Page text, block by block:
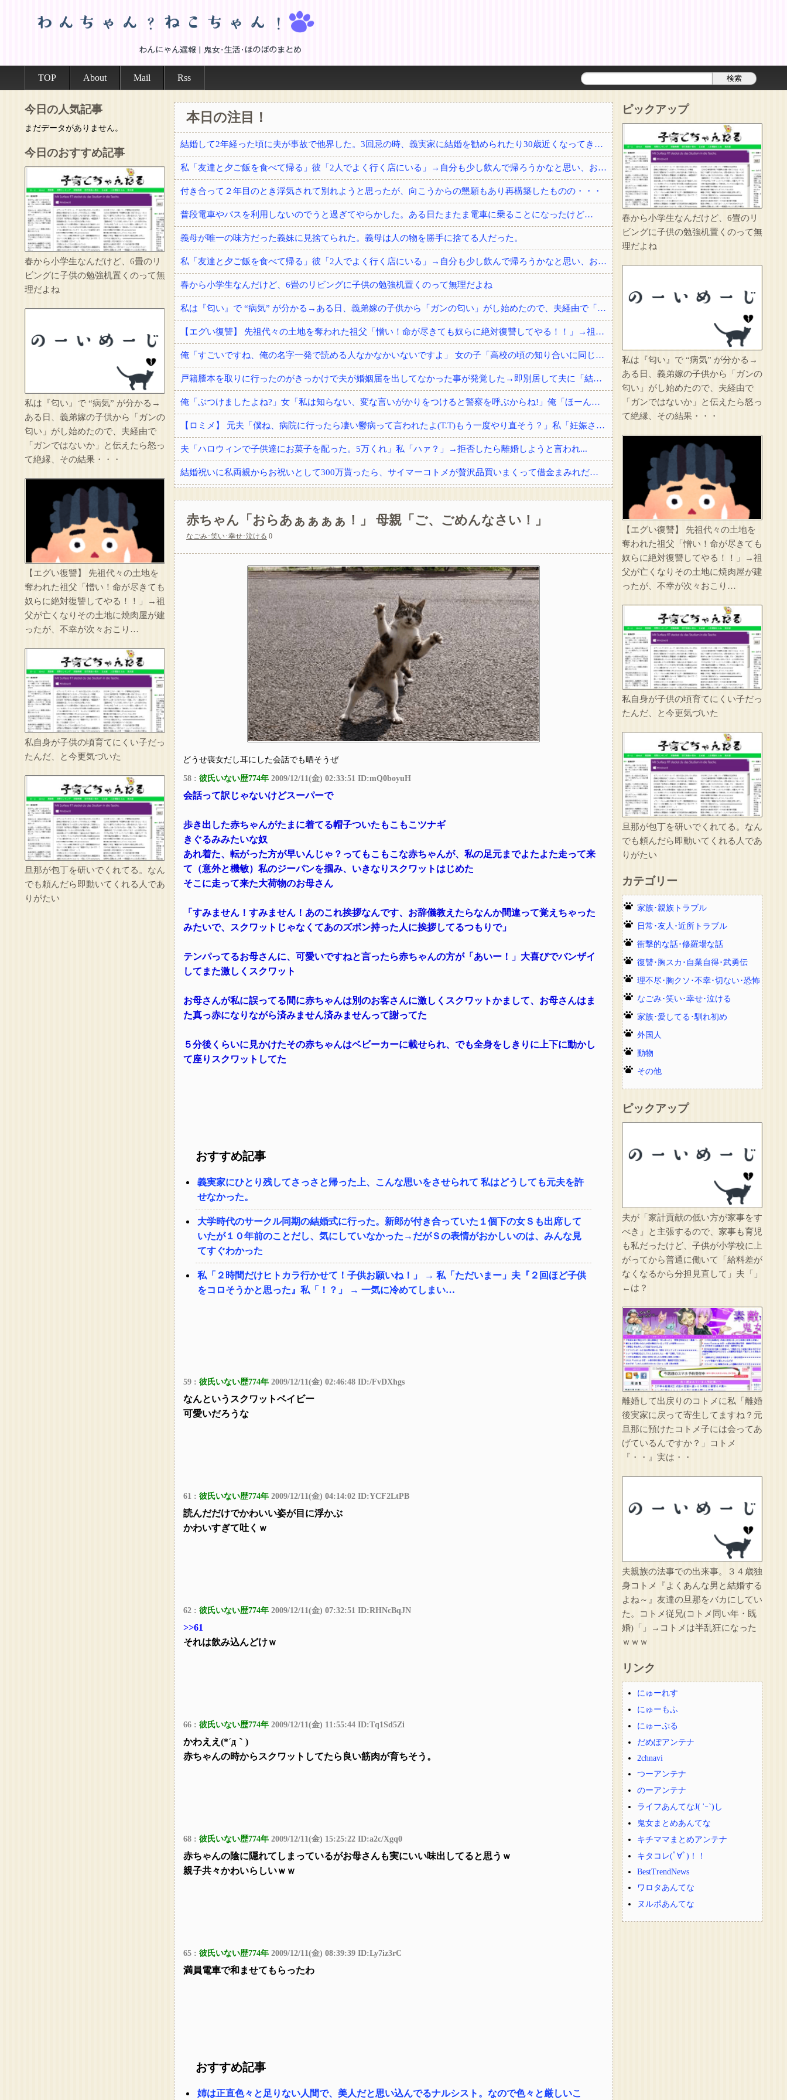
TOP About Mail Rss
今日の人気記事
まだデータがありません。
今日のおすすめ記事
春から小学生なんだけど、6畳のリ
ビングに子供の勉強机置くのって無
理だよね
私は『匂い』で “病気” が分かる→
ある日、義弟嫁の子供から「ガンの
匂い」がし始めたので、夫経由で
「ガンではないか」と伝えたら怒っ
て絶縁、その結果・・・
【エグい復讐】 先祖代々の土地を
奪われた祖父「憎い！命が尽きても
奴らに絶対復讐してやる！！」→祖
父が亡くなりその土地に焼肉屋が建
ったが、不幸が次々おこり…
私自身が子供の頃育てにくい子だっ
たんだ、と今更気づいた
旦那が包丁を研いでくれてる。なん
でも頼んだら即動いてくれる人であ
りがたい
本日の注目！
結婚して2年経った頃に夫が事故で他界した。3回忌の時、義実家に結婚を勧められたり30歳近くなってきて、このままでいいのかなとぼんやり思っていると・・・？
私「友達と夕ご飯を食べて帰る」彼「2人でよく行く店にいる」→自分も少し飲んで帰ろうかなと思い、お店に顔を出したら・・・
付き合って２年目のとき浮気されて別れようと思ったが、向こうからの懇願もあり再構築したものの・・・
普段電車やバスを利用しないのでうと過ぎてやらかした。ある日たまたま電車に乗ることになったけど…
義母が唯一の味方だった義妹に見捨てられた。義母は人の物を勝手に捨てる人だった。
私「友達と夕ご飯を食べて帰る」彼「2人でよく行く店にいる」→自分も少し飲んで帰ろうかなと思い、お店に顔を出したら・・・
春から小学生なんだけど、6畳のリビングに子供の勉強机置くのって無理だよね
私は『匂い』で “病気” が分かる→ある日、義弟嫁の子供から「ガンの匂い」がし始めたので、夫経由で「ガンではないか」と伝えたら怒って絶縁、その結果・・・
【エグい復讐】 先祖代々の土地を奪われた祖父「憎い！命が尽きても奴らに絶対復讐してやる！！」→祖父が亡くなりその土地に焼肉屋が建ったが、不幸が次々おこり…
俺「すごいですね、俺の名字一発で読める人なかなかいないですよ」 女の子「高校の頃の知り合いに同じ名字の人が居まして」
戸籍謄本を取りに行ったのがきっかけで夫が婚姻届を出してなかった事が発覚した→即別居して夫に「結婚詐欺だから訴える！」と伝えたら信じられない...
俺「ぶつけましたよね?」女「私は知らない、変な言いがかりをつけると警察を呼ぶからね!」俺「ほーん」→スーパーの駐車場で当て逃げされた！警察に...
【ロミメ】 元夫「僕ね、病院に行ったら凄い鬱病って言われたよ(T.T)もう一度やり直そう？」私「妊娠させた女子高生はどうなったわけ！？」
夫「ハロウィンで子供達にお菓子を配った。5万くれ」私「ハァ？」→拒否したら離婚しようと言われ...
結婚祝いに私両親からお祝いとして300万貰ったら、サイマーコトメが贅沢品買いまくって借金まみれだから貸してと言ってきた。
手術を受けてドナーから内臓の一つをもらった。すると術後不思議な現象が…家族「気のせいよ」
私の母親はおにぎりは素手で握ってた
ベテラン看護師が若い看護師への指導の仕方で上司に注意されてるのを聞いてしまった
託児ママ「暇でしょー？置いといてくれるだけでいいからー」私（置いとくだけ？）→イラっとしたので…
赤ちゃん「おらあぁぁぁぁ！」 母親「ご、ごめんなさい！」
なごみ･笑い･幸せ･泣ける 0
どうせ喪女だし耳にした会話でも晒そうぜ
58 : 彼氏いない歴774年 2009/12/11(金) 02:33:51 ID:mQ0boyuH
会話って訳じゃないけどスーパーで
歩き出した赤ちゃんがたまに着てる帽子ついたもこもこツナギ
きぐるみみたいな奴
あれ着た、転がった方が早いんじゃ？ってもこもこな赤ちゃんが、私の足元までよたよた走って来
て（意外と機敏）私のジーパンを掴み、いきなりスクワットはじめた
そこに走って来た大荷物のお母さん
「すみません！すみません！あのこれ挨拶なんです、お辞儀教えたらなんか間違って覚えちゃった
みたいで、スクワットじゃなくてあのズボン持った人に挨拶してるつもりで」
テンパってるお母さんに、可愛いですねと言ったら赤ちゃんの方が「あいー！」大喜びでバンザイ
してまた激しくスクワット
お母さんが私に誤ってる間に赤ちゃんは別のお客さんに激しくスクワットかまして、お母さんはま
た真っ赤になりながら済みません済みませんって謝ってた
５分後くらいに見かけたその赤ちゃんはベビーカーに載せられ、でも全身をしきりに上下に動かし
て座りスクワットしてた
おすすめ記事
義実家にひとり残してさっさと帰った上、こんな思いをさせられて 私はどうしても元夫を許
せなかった。
大学時代のサークル同期の結婚式に行った。新郎が付き合っていた１個下の女Ｓも出席して
いたが１０年前のことだし、気にしていなかった→だがＳの表情がおかしいのは、みんな見
てすぐわかった
私「２時間だけヒトカラ行かせて！子供お願いね！」 → 私「ただいまー」夫『２回ほど子供
をコロそうかと思った』私「！？」 → 一気に冷めてしまい…
59 : 彼氏いない歴774年 2009/12/11(金) 02:46:48 ID:/FvDXhgs
なんというスクワットベイビー
可愛いだろうな
61 : 彼氏いない歴774年 2009/12/11(金) 04:14:02 ID:YCF2LtPB
読んだだけでかわいい姿が目に浮かぶ
かわいすぎて吐くｗ
62 : 彼氏いない歴774年 2009/12/11(金) 07:32:51 ID:RHNcBqJN
>>61
それは飲み込んどけｗ
66 : 彼氏いない歴774年 2009/12/11(金) 11:55:44 ID:Tq1Sd5Zi
かわええ(*´д｀)
赤ちゃんの時からスクワットしてたら良い筋肉が育ちそう。
68 : 彼氏いない歴774年 2009/12/11(金) 15:25:22 ID:a2c/Xgq0
赤ちゃんの陰に隠れてしまっているがお母さんも実にいい味出してると思うｗ
親子共々かわいらしいｗｗ
65 : 彼氏いない歴774年 2009/12/11(金) 08:39:39 ID:Ly7iz3rC
満員電車で和ませてもらったわ
おすすめ記事
姉は正直色々と足りない人間で、美人だと思い込んでるナルシスト。なので色々と厳しいこ
ピックアップ
春から小学生なんだけど、6畳のリ
ビングに子供の勉強机置くのって無
理だよね
私は『匂い』で “病気” が分かる→
ある日、義弟嫁の子供から「ガンの
匂い」がし始めたので、夫経由で
「ガンではないか」と伝えたら怒っ
て絶縁、その結果・・・
【エグい復讐】 先祖代々の土地を
奪われた祖父「憎い！命が尽きても
奴らに絶対復讐してやる！！」→祖
父が亡くなりその土地に焼肉屋が建
ったが、不幸が次々おこり…
私自身が子供の頃育てにくい子だっ
たんだ、と今更気づいた
旦那が包丁を研いでくれてる。なん
でも頼んだら即動いてくれる人であ
りがたい
カテゴリー
家族･親族トラブル
日常･友人･近所トラブル
衝撃的な話･修羅場な話
復讐･胸スカ･自業自得･武勇伝
理不尽･胸クソ･不幸･切ない･恐怖
なごみ･笑い･幸せ･泣ける
家族･愛してる･馴れ初め
外国人
動物
その他
ピックアップ
夫が「家計貢献の低い方が家事をす
べき」と主張するので、家事も育児
も私だったけど、子供が小学校に上
がってから普通に働いて「給料差が
なくなるから分担見直して」夫「」
←は？
離婚して出戻りのコトメに私「離婚
後実家に戻って寄生してますね？元
旦那に預けたコトメ子には会ってあ
げているんですか？」コトメ
『・・』実は・・
夫親族の法事での出来事。３４歳独
身コトメ『よくあんな男と結婚する
よね～』友達の旦那をバカにしてい
た。コトメ従兄(コトメ同い年・既
婚)「」→コトメは半乱狂になった
ｗｗｗ
リンク
にゅーれす
にゅーもふ
にゅーぷる
だめぽアンテナ
2chnavi
つーアンテナ
のーアンテナ
ライフあんてなJ( 'ｰ`)し
鬼女まとめあんてな
キチママまとめアンテナ
キタコレ(ﾟ∀ﾟ)！！
BestTrendNews
ワロタあんてな
ヌルポあんてな